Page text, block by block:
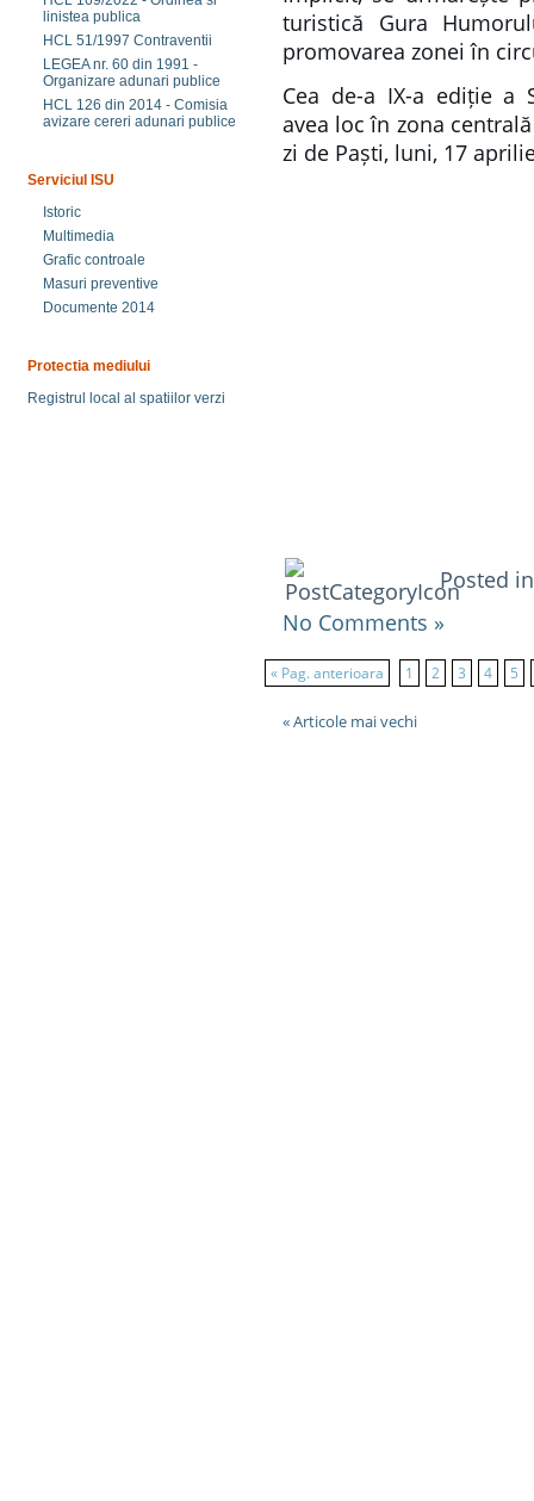
linistea publica
HCL 51/1997 Contraventii
LEGEA nr. 60 din 1991 -
Organizare adunari publice
HCL 126 din 2014 - Comisia
avizare cereri adunari publice
Serviciul ISU
Istoric
Multimedia
Grafic controale
Masuri preventive
Documente 2014
Protectia mediului
Registrul local al spatiilor verzi
turistică Gura
promovarea zonei în
Cea de-a IX-a ediție a
avea loc în zona
zi de Paști, luni, 17
Posted
No Comments »
« Pag. anterioara 1 2 3 4 5
« Articole mai vechi